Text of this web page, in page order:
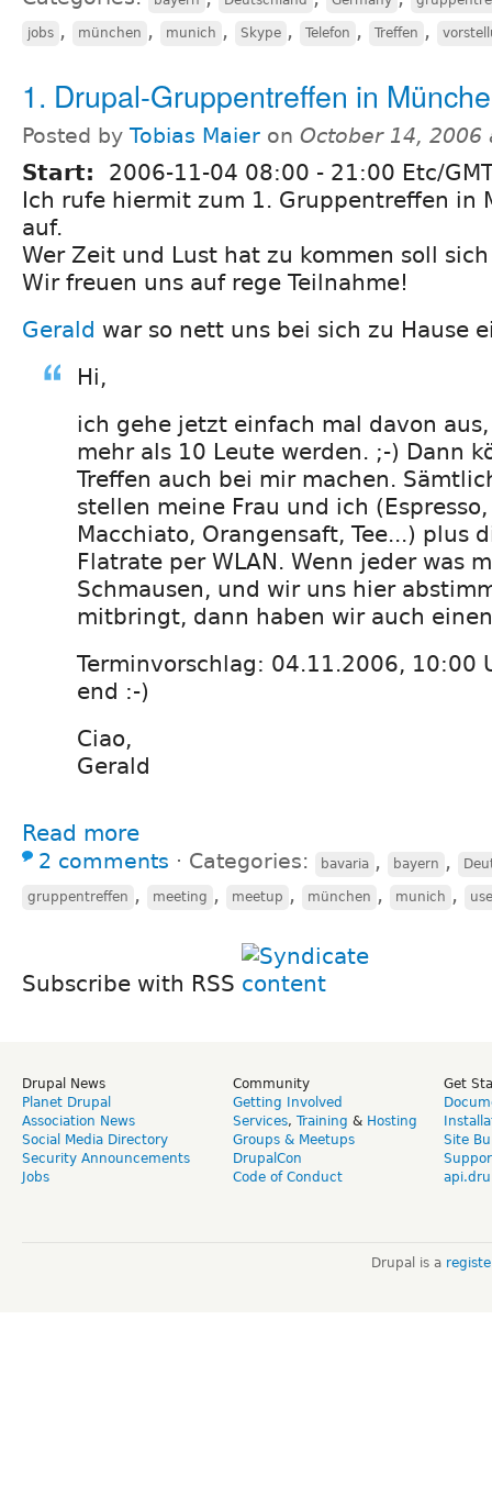
jobs , münchen , munich , Skype , Telefon , Treffen ,
1. Drupal-Gruppentreffen in
Posted by Tobias Maier on October 14, 2006
Start: 2006-11-04 08:00 - 21:00 Etc/
Ich rufe hiermit zum 1. Gruppentreffen in
auf.
Wer Zeit und Lust hat zu kommen soll
Wir freuen uns auf rege Teilnahme!
Gerald war so nett uns bei sich zu Hause
Hi,
ich gehe jetzt einfach mal davon
mehr als 10 Leute werden. ;-) Dann
Treffen auch bei mir machen.
stellen meine Frau und ich
Macchiato, Orangensaft, Tee...) plus
Flatrate per WLAN. Wenn jeder was
Schmausen, und wir uns hier
mitbringt, dann haben wir auch
Terminvorschlag: 04.11.2006, 10:00
end :-)
Ciao,
Gerald
Read more
2 comments ⋅ Categories: bavaria , bayern ,
gruppentreffen , meeting , meetup , münchen , munich ,
Subscribe with RSS
Drupal News
Planet Drupal
Association News
Social Media Directory
Security Announcements
Jobs
Community
Getting Involved
Services, Training & Hosting
Groups & Meetups
DrupalCon
Code of Conduct
Get
Site
Drupal is a